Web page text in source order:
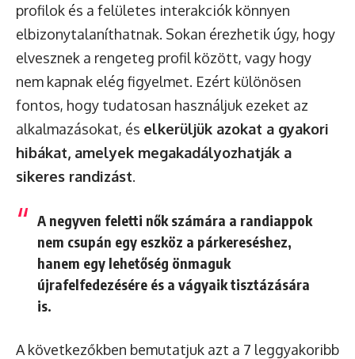
profilok és a felületes interakciók könnyen
elbizonytalaníthatnak. Sokan érezhetik úgy, hogy
elvesznek a rengeteg profil között, vagy hogy
nem kapnak elég figyelmet. Ezért különösen
fontos, hogy tudatosan használjuk ezeket az
alkalmazásokat, és elkerüljük azokat a gyakori
hibákat, amelyek megakadályozhatják a
sikeres randizást.
A negyven feletti nők számára a randiappok
nem csupán egy eszköz a párkereséshez,
hanem egy lehetőség önmaguk
újrafelfedezésére és a vágyaik tisztázására
is.
A következőkben bemutatjuk azt a 7 leggyakoribb